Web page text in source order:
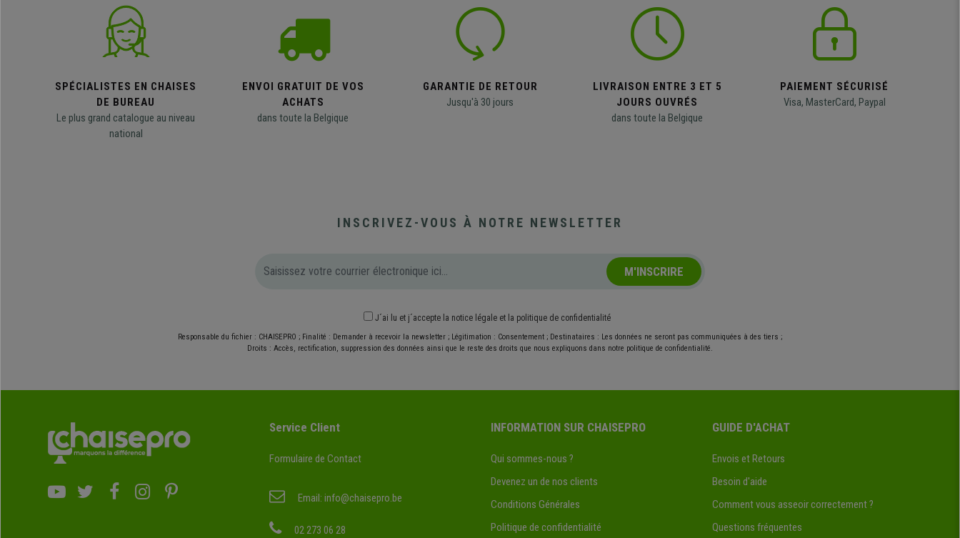
SPÉCIALISTES EN CHAISES
DE BUREAU
Le plus grand catalogue au niveau
national
ENVOI GRATUIT DE VOS
ACHATS
dans toute la Belgique
GARANTIE DE RETOUR
Jusqu'à 30 jours
LIVRAISON ENTRE 3 ET 5
JOURS OUVRÉS
dans toute la Belgique
PAIEMENT SÉCURISÉ
Visa, MasterCard, Paypal
INSCRIVEZ-VOUS À NOTRE NEWSLETTER
M'INSCRIRE
J´ai lu et j´accepte la notice légale et la politique de confidentialité
Responsable du fichier : CHAISEPRO ; Finalité : Demander à recevoir la newsletter ; Légitimation : Consentement ; Destinataires : Les données ne seront pas communiquées à des tiers ;
Droits : Accès, rectification, suppression des données ainsi que le reste des droits que nous expliquons dans notre politique de confidentialité.
Service Client
Formulaire de Contact
Email: info@chaisepro.be
02 273 06 28
INFORMATION SUR CHAISEPRO
Qui sommes-nous ?
Devenez un de nos clients
Conditions Générales
Politique de confidentialité
GUIDE D'ACHAT
Envois et Retours
Besoin d'aide
Comment vous asseoir correctement ?
Questions fréquentes